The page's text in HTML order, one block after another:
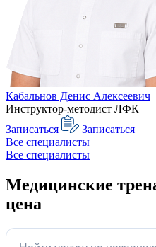
Кабальнов Денис Алексеевич
Инструктор-методист ЛФК
Записаться
Записаться
Все специалисты
Все специалисты
Медицинские
цена